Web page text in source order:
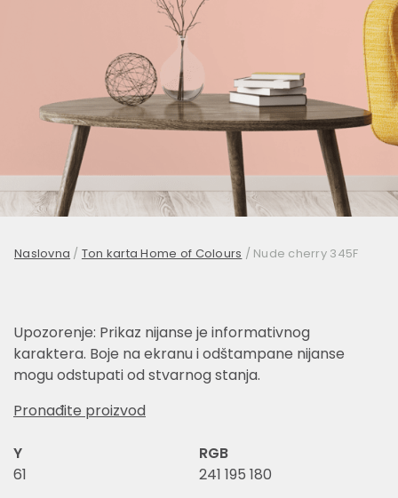
Naslovna / Ton karta Home of Colours / Nude cherry 345F
Upozorenje: Prikaz nijanse je informativnog
karaktera. Boje na ekranu i odštampane nijanse
mogu odstupati od stvarnog stanja.
Pronađite proizvod
Y
61
RGB
241 195 180